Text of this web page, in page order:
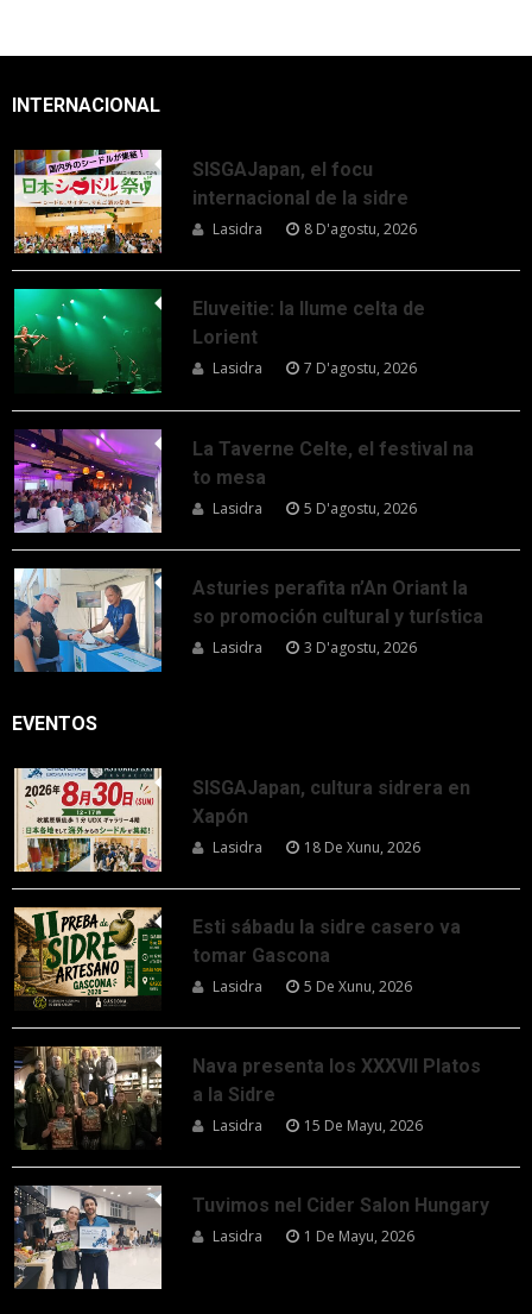
INTERNACIONAL
SISGAJapan, el focu
internacional de la sidre
Lasidra 8 D'agostu, 2026
Eluveitie: la llume celta de
Lorient
Lasidra 7 D'agostu, 2026
La Taverne Celte, el festival na
to mesa
Lasidra 5 D'agostu, 2026
Asturies perafita n’An Oriant la
so promoción cultural y turística
Lasidra 3 D'agostu, 2026
EVENTOS
SISGAJapan, cultura sidrera en
Xapón
Lasidra 18 De Xunu, 2026
Esti sábadu la sidre casero va
tomar Gascona
Lasidra 5 De Xunu, 2026
Nava presenta los XXXVII Platos
a la Sidre
Lasidra 15 De Mayu, 2026
Tuvimos nel Cider Salon Hungary
Lasidra 1 De Mayu, 2026